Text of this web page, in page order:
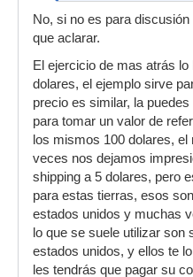
No, si no es para
que aclarar.
El ejercicio de mas atrás
dolares, el ejemplo sirve
precio es similar, la
para tomar un valor de
los mismos 100 dolares,
veces nos dejamos
shipping a 5 dolares, pero
para estas tierras, esos
estados unidos y muchas
lo que se suele utilizar son
estados unidos, y ellos te
les tendrás que pagar su